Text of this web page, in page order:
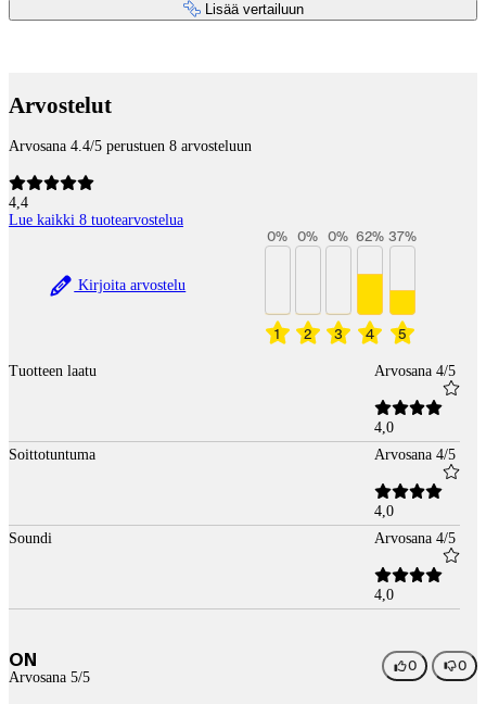
Lisää vertailuun
Arvostelut
Arvosana 4.4/5 perustuen 8 arvosteluun
4,4
Lue kaikki 8 tuotearvostelua
Kirjoita arvostelu
1
0%
2
0%
3
0%
4
62%
5
37%
Tuotteen laatu Arvosana 4/5
4,0
Soittotuntuma
Arvosana 4/5
4,0
Soundi
Arvosana 4/5
4,0
ON
Arvosana 5/5
0 0